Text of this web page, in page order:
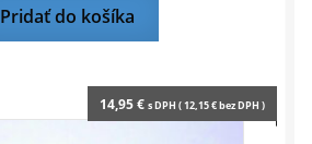
Pridať do košíka
14,95€ s DPH (12,15€bez DPH )